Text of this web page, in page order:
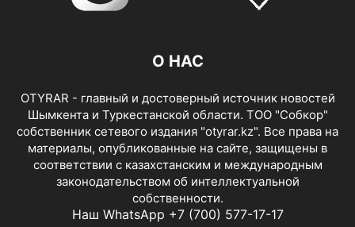
О НАС
OTYRAR - главный и достоверный источник новостей
Шымкента и Туркестанской области. ТОО "Собкор"
собственник сетевого издания "otyrar.kz". Все права на
материалы, опубликованные на сайте, защищены в
соответствии с казахстанским и международным
законодательством об интеллектуальной
собственности.
Наш WhatsApp +7 (700) 577-17-17